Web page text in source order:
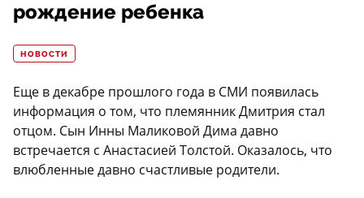
рождение ребенка
НОВОСТИ
Еще в декабре прошлого года в СМИ появилась
информация о том, что племянник Дмитрия стал
отцом. Сын Инны Маликовой Дима давно
встречается с Анастасией Толстой. Оказалось, что
влюбленные давно счастливые родители.